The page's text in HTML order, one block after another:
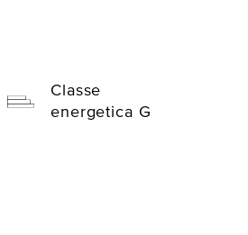
Classe
energetica G